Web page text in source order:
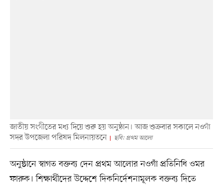
জাতীয় সংগীতের মধ্য দিয়ে শুরু হয় অনুষ্ঠান। আজ শুক্রবার সকালে নওগাঁ
সদর উপজেলা পরিষদ মিলনায়তনে
ছবি: প্রথম আলো
অনুষ্ঠানে স্বাগত বক্তব্য দেন প্রথম আলোর নওগাঁ প্রতিনিধি ওমর
ফারুক। শিক্ষার্থীদের উদ্দেশে দিকনির্দেশনামূলক বক্তব্য দিতে